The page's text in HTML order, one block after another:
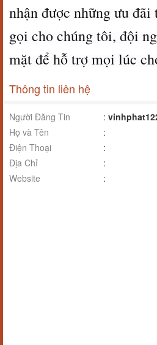
nhận được những ưu
gọi cho chúng tôi, đội
mặt để hỗ trợ mọi lúc
Thông tin liên hệ
Người Đăng Tin :
Họ và Tên
:
Điện Thoại
:
Địa Chỉ
:
Website
: